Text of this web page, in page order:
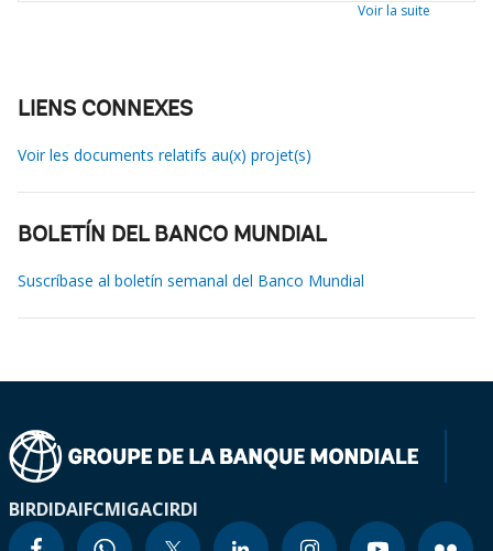
Voir la suite
LIENS CONNEXES
Voir les documents relatifs au(x) projet(s)
BOLETÍN DEL BANCO MUNDIAL
Suscríbase al boletín semanal del Banco Mundial
BIRDIDAIFCMIGACIRDI